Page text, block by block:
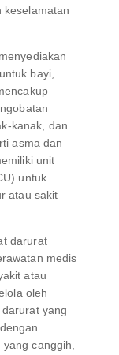
keselamatan
bayi,
kanak, dan
asma dan
unit
untuk
atau sakit
darurat
medis
atau
oleh
yang
canggih,